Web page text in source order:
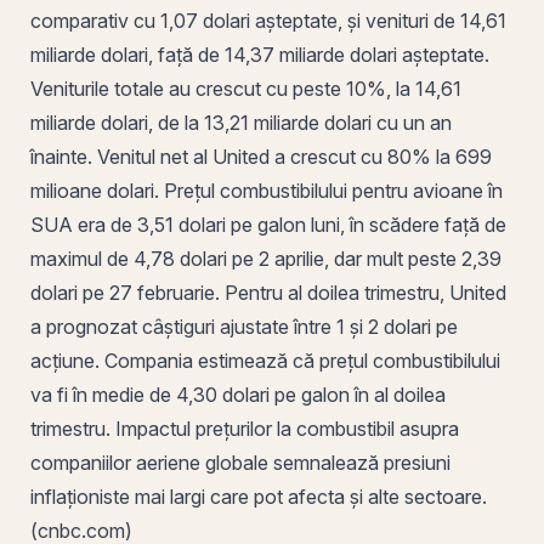
comparativ cu 1,07 dolari așteptate, și venituri de 14,61
miliarde dolari, față de 14,37 miliarde dolari așteptate.
Veniturile totale au crescut cu peste 10%, la 14,61
miliarde dolari, de la 13,21 miliarde dolari cu un an
înainte. Venitul net al United a crescut cu 80% la 699
milioane dolari. Prețul combustibilului pentru avioane în
SUA era de 3,51 dolari pe galon luni, în scădere față de
maximul de 4,78 dolari pe 2 aprilie, dar mult peste 2,39
dolari pe 27 februarie. Pentru al doilea trimestru, United
a prognozat câștiguri ajustate între 1 și 2 dolari pe
acțiune. Compania estimează că prețul combustibilului
va fi în medie de 4,30 dolari pe galon în al doilea
trimestru. Impactul prețurilor la combustibil asupra
companiilor aeriene globale semnalează presiuni
inflaționiste mai largi care pot afecta și alte sectoare.
(cnbc.com)